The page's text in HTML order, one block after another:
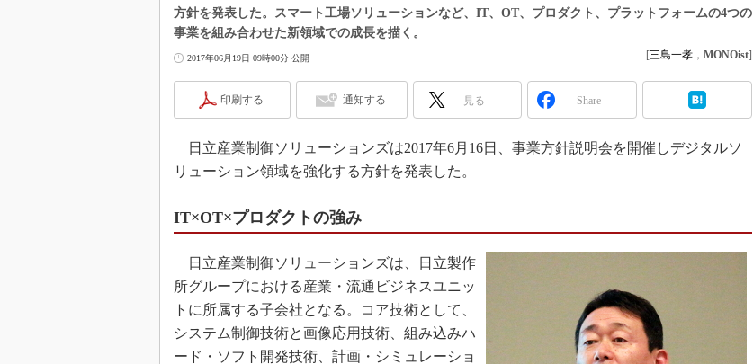
スマート工場EXPO
AUTOMOTIVE WORLD
Windows Embedded
無償設計ツール
3Dプリンタ
デジタルツインとCAE
知財マネジメント
方針を発表した。スマート工場ソリューションなど、IT、OT、プロダクト、プラットフォームの4つの
事業を組み合わせた新領域での成長を描く。
2017年06月19日 09時00分 公開 [三島一孝 ， MONOist]
印刷する 通知する 見る Share
日立産業制御ソリューションズは2017年6月16日、事業方針説明会を開催しデジタルソ
リューション領域を強化する方針を発表した。
IT×OT×プロダクトの強み
日立産業制御ソリューションズは、日立製作
所グループにおける産業・流通ビジネスユニッ
トに所属する子会社となる。コア技術として、
システム制御技術と画像応用技術、組み込みハ
ード・ソフト開発技術、計画・シミュレーショ